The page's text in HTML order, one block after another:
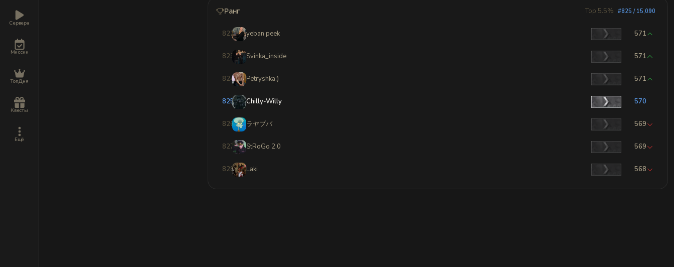
Сервера
Миссии
ТопДня
Квесты
Ещё
Ранг Top 5.5% #825 / 15,090
822 yeban peek 571
823 Svinka_inside 571
824 Petryshka:) 571
825 Chilly-Willy 570
826 ラヤブバ 569
827 StRoGo 2.0 569
828 Laki 568